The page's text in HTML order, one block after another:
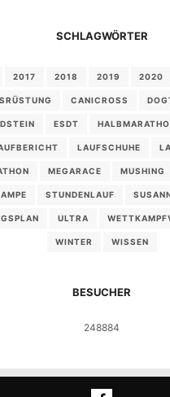
SCHLAGWÖRTER
2017 2018 2019 2020
CANICROSS
ESDT
LAUFSCHUHE
MEGARACE MUSHING
STUNDENLAUF
ULTRA
WINTER WISSEN
BESUCHER
248884